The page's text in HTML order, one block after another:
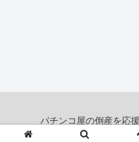
パチンコ屋の倒産を応
© 2011 パチンコ屋の倒産を応